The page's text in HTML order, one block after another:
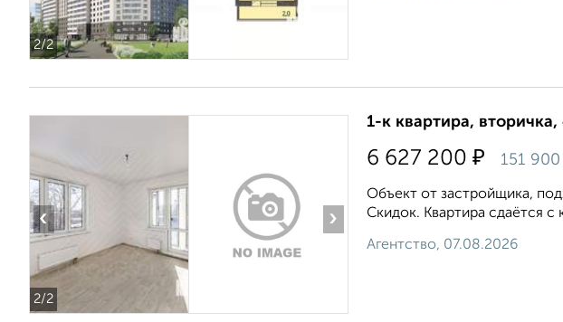
2/2
2/2
‹ ›
1-к квартира,
6 627 200 ₽ 151 900
Объект от застройщика,
Скидок. Квартира сдаётся
Агентство, 07.08.2026